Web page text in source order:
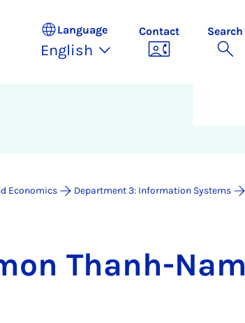
Language
English
Contact Search
Economics
Department 3: Information Systems
Thanh-Nam